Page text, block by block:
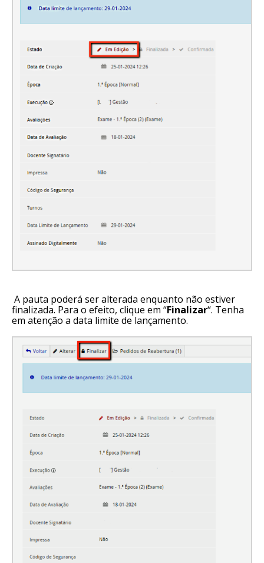
A pauta poderá ser alterada enquanto não estiver
finalizada. Para o efeito, clique em “Finalizar“. Tenha
em atenção a data limite de lançamento.